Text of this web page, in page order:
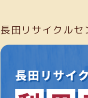
長田リサイクルセ